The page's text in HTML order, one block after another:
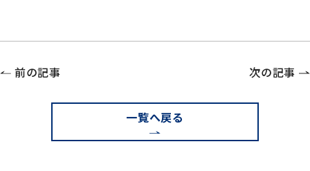
前の記事
一覧へ戻る
次の記事